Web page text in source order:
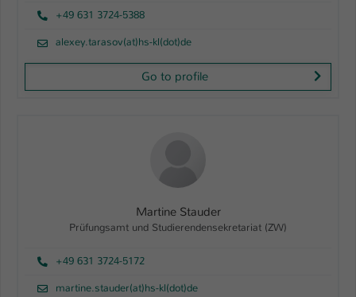
+49 631 3724-5388
alexey.tarasov(at)hs-kl(dot)de
Go to profile
Martine Stauder
Prüfungsamt und Studierendensekretariat (ZW)
+49 631 3724-5172
martine.stauder(at)hs-kl(dot)de